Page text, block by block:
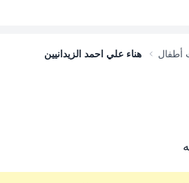
أطفال هناء علي احمد الزيدانيين